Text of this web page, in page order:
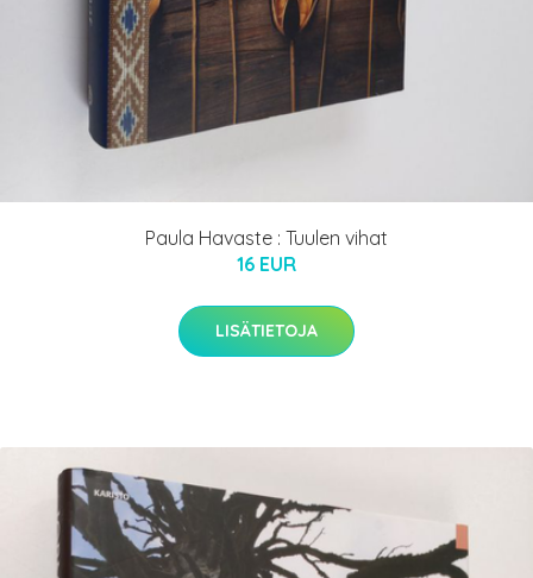
Paula Havaste : Tuulen vihat
16 EUR
LISÄTIETOJA